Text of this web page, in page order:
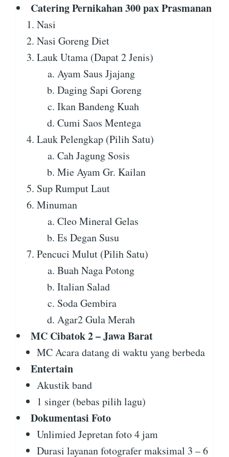
Catering Pernikahan 300 pax Prasmanan
Nasi
Nasi Goreng Diet
Lauk Utama (Dapat 2 Jenis)
Ayam Saus Jjajang
Daging Sapi Goreng
Ikan Bandeng Kuah
Cumi Saos Mentega
Lauk Pelengkap (Pilih Satu)
Cah Jagung Sosis
Mie Ayam Gr. Kailan
Sup Rumput Laut
Minuman
Cleo Mineral Gelas
Es Degan Susu
Pencuci Mulut (Pilih Satu)
Buah Naga Potong
Italian Salad
Soda Gembira
Agar2 Gula Merah
MC Cibatok 2 – Jawa Barat
MC Acara datang di waktu yang berbeda
Entertain
Akustik band
1 singer (bebas pilih lagu)
Dokumentasi Foto
Unlimied Jepretan foto 4 jam
Durasi layanan fotografer maksimal 3 – 6